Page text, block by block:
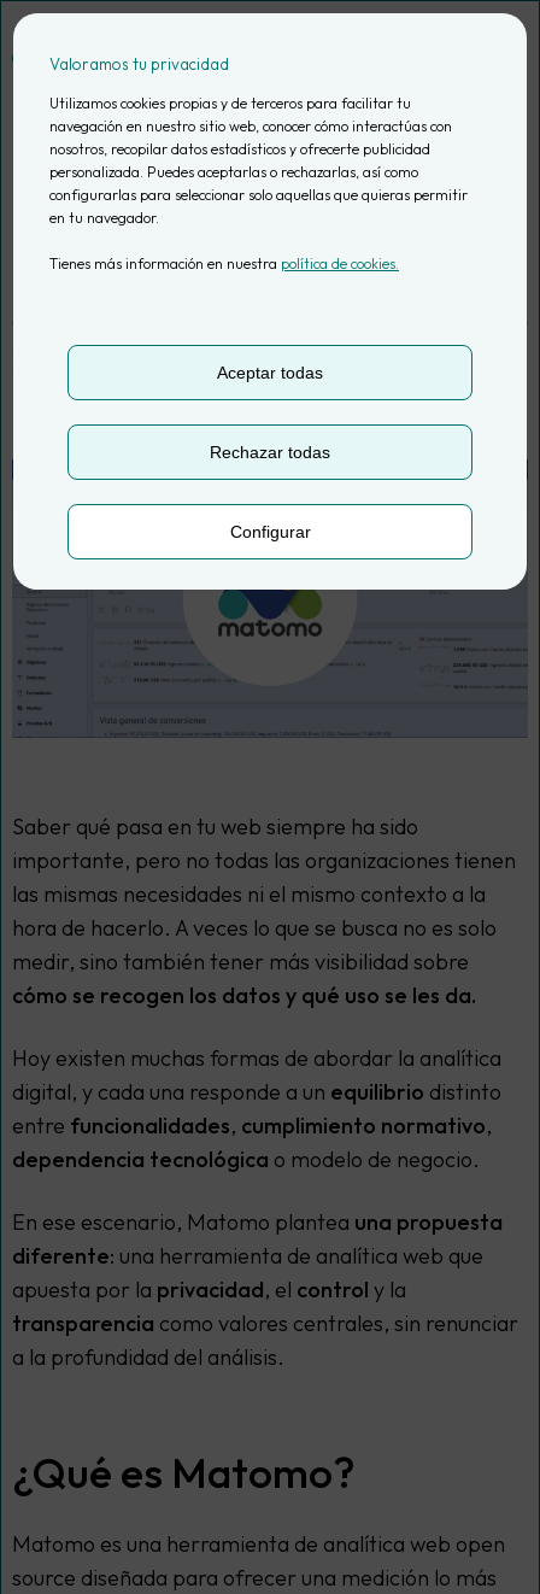
Valoramos tu privacidad
Utilizamos cookies propias y de terceros para facilitar tu
navegación en nuestro sitio web, conocer cómo interactúas con
nosotros, recopilar datos estadísticos y ofrecerte publicidad
personalizada. Puedes aceptarlas o rechazarlas, así como
configurarlas para seleccionar solo aquellas que quieras permitir
en tu navegador.
Tienes más información en nuestra política de cookies.
Aceptar todas
Rechazar todas
Configurar
Saltar
al
Matomo: qué es y
para qué sirve
Ana Rey | Data Analyst
13 May, 2025
11 min. de lectura
Saber qué pasa en tu web siempre ha sido
importante, pero no todas las organizaciones tienen
las mismas necesidades ni el mismo contexto a la
hora de hacerlo. A veces lo que se busca no es solo
medir, sino también tener más visibilidad sobre
cómo se recogen los datos y qué uso se les da.
Hoy existen muchas formas de abordar la analítica
digital, y cada una responde a un equilibrio distinto
entre funcionalidades, cumplimiento normativo,
dependencia tecnológica o modelo de negocio.
En ese escenario, Matomo plantea una propuesta
diferente: una herramienta de analítica web que
apuesta por la privacidad, el control y la
transparencia como valores centrales, sin renunciar
a la profundidad del análisis.
¿Qué es Matomo?
Matomo es una herramienta de analítica web open
source diseñada para ofrecer una medición lo más